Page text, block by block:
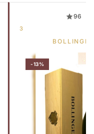
96
3
BOLLINGER
-13%